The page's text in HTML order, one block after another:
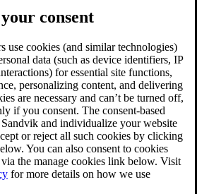
consent
use cookies (and similar technologies)
data (such as device identifiers, IP
for essential site functions,
personalizing content, and delivering
are necessary and can’t be turned off,
if you consent. The consent-based
and individualize your website
or reject all such cookies by clicking
You can also consent to cookies
the manage cookies link below. Visit
for more details on how we use